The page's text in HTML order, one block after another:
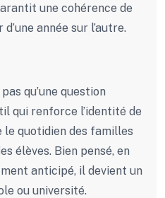
une cohérence de
année sur l’autre.
qu’une question
qui renforce l’identité de
le quotidien des familles
élèves. Bien pensé, en
anticipé, il devient un
ou université.